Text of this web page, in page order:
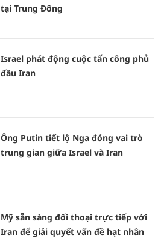
tại Trung Đông
Israel phát động cuộc tấn công phủ
đầu Iran
Ông Putin tiết lộ Nga đóng vai trò
trung gian giữa Israel và Iran
Mỹ sẵn sàng đối thoại trực tiếp với
Iran để giải quyết vấn đề hạt nhân